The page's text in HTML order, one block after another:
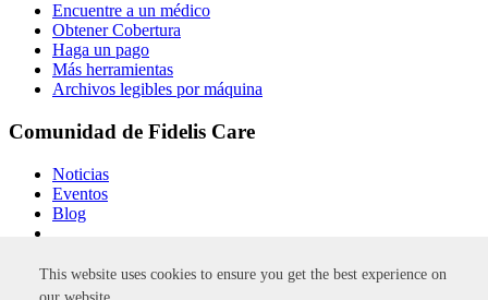
This website uses cookies to ensure you get the best experience on
Encuentre a un médico
Obtener Cobertura
Haga un pago
Más herramientas
Archivos legibles por máquina
Comunidad de Fidelis Care
Noticias
Eventos
Blog
Fidelis Care.